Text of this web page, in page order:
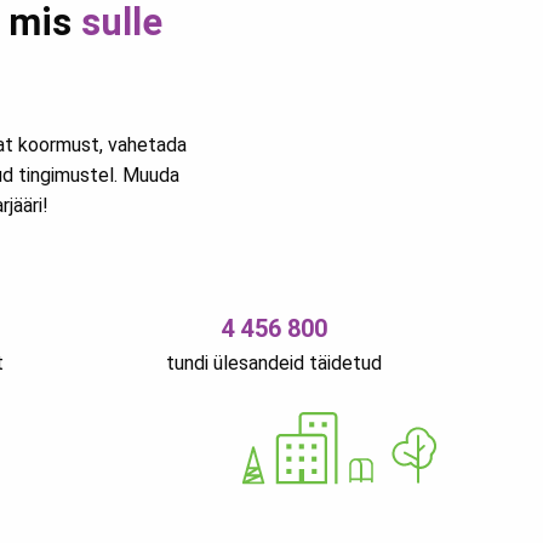
mis sulle
koormust, vahetada
tingimustel. Muuda
4 456 800
tundi ülesandeid täidetud